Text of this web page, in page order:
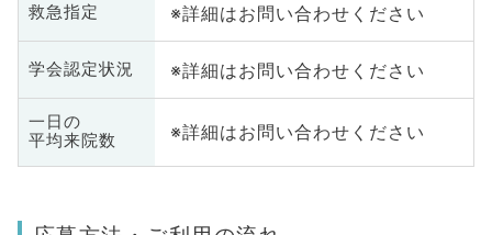
救急指定 ※詳細はお問い合わせください
学会認定状況 ※詳細はお問い合わせください
一日の
平均来院数
※詳細はお問い合わせください